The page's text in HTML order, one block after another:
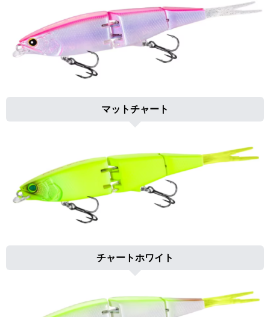
マットチャート
チャートホワイト